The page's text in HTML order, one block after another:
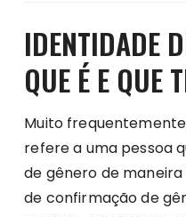
IDENTIDADE
QUE É E QUE
Muito
refere a uma pessoa
de gênero de
de confirmação de